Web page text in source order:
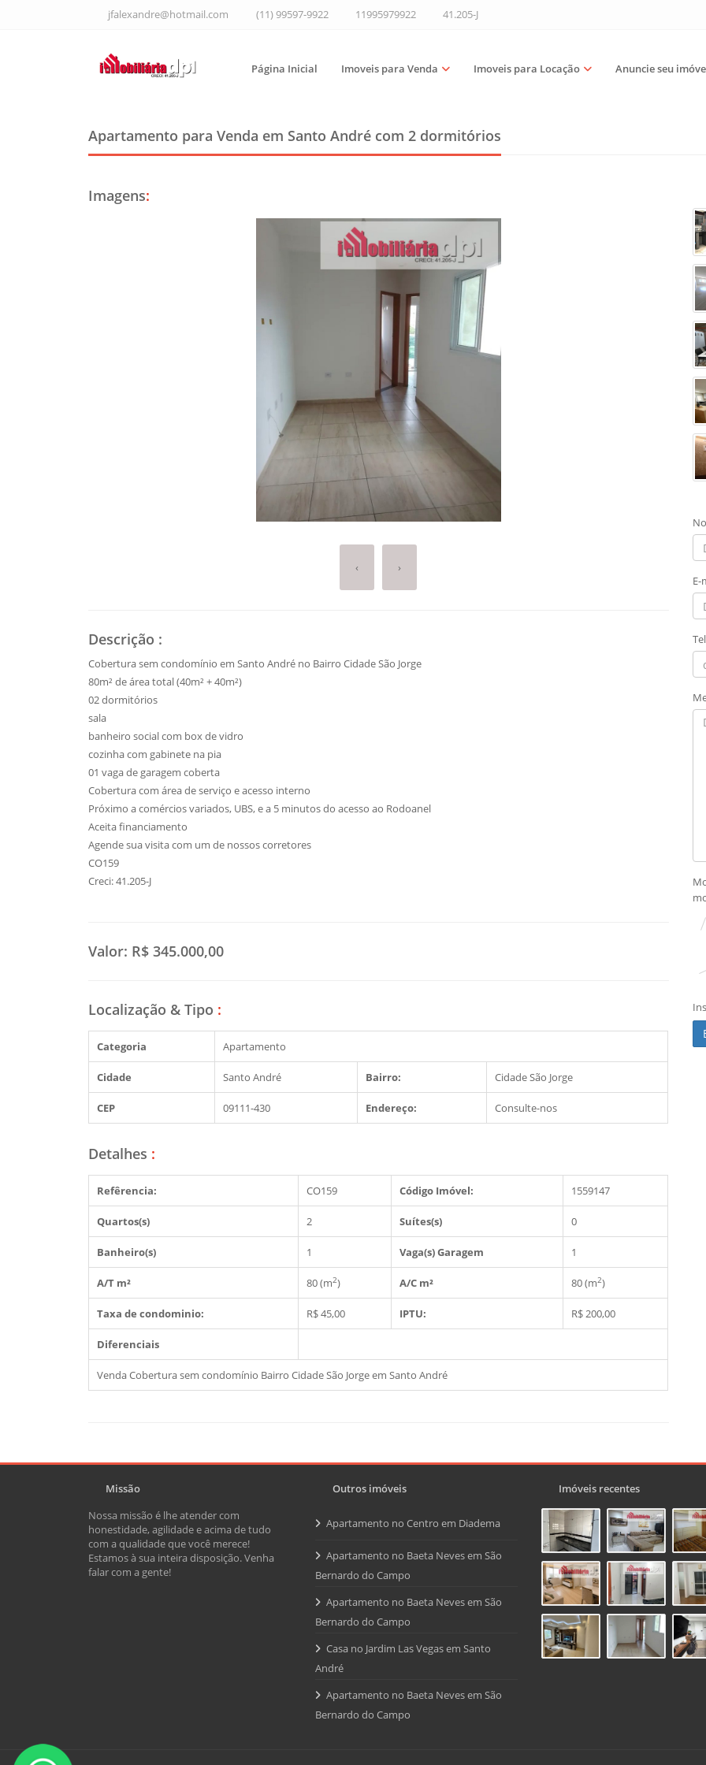
jfalexandre@hotmail.com (11) 99597-9922 11995979922 41.205-J
Página Inicial Imoveis para Venda Imoveis para Locação Anuncie seu
Apartamento para Venda em Santo André com 2 dormitórios
Imagens:
‹ ›
Descrição :
Cobertura sem condomínio em Santo André no Bairro Cidade São Jorge
80m² de área total (40m² + 40m²)
02 dormitórios
sala
banheiro social com box de vidro
cozinha com gabinete na pia
01 vaga de garagem coberta
Cobertura com área de serviço e acesso interno
Próximo a comércios variados, UBS, e a 5 minutos do acesso ao Rodoanel
Aceita financiamento
Agende sua visita com um de nossos corretores
CO159
Creci: 41.205-J
Valor: R$ 345.000,00
Localização & Tipo :
Categoria Apartamento
Cidade Santo André Bairro: Cidade São Jorge
CEP 09111-430 Endereço: Consulte-nos
Detalhes :
Refêrencia: CO159 Código Imóvel: 1559147
Quartos(s) 2 Suítes(s) 0
Banheiro(s) 1 Vaga(s) Garagem 1
A/T m² 80 (m2) A/C m² 80 (m2)
Taxa de condominio: R$ 45,00 IPTU: R$ 200,00
Diferenciais
Venda Cobertura sem condomínio Bairro Cidade São Jorge em Santo André
E-
Missão
Nossa missão é lhe atender com
honestidade, agilidade e acima de tudo
com a qualidade que você merece!
Estamos à sua inteira disposição. Venha
falar com a gente!
Outros imóveis
Apartamento no Centro em Diadema
Apartamento no Baeta Neves em São
Bernardo do Campo
Apartamento no Baeta Neves em São
Bernardo do Campo
Casa no Jardim Las Vegas em Santo
André
Apartamento no Baeta Neves em São
Bernardo do Campo
Imóveis recentes